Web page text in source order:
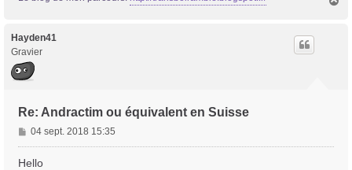
Hayden41
Gravier
Re: Andractim ou équivalent en Suisse
M
e
s
04 sept. 2018 15:35
Hello